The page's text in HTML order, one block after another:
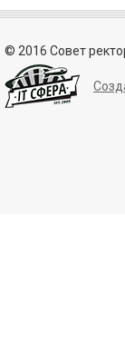
© 2016 Совет